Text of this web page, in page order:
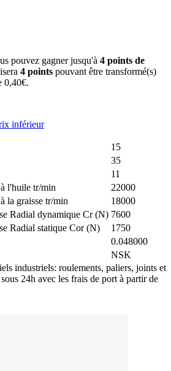
pouvez gagner jusqu'à 4 points de
4 points pouvant être transformé(s)
0,40€.
inférieur
15
35
11
l'huile tr/min
22000
la graisse tr/min
18000
Radial dynamique Cr (N) 7600
Radial statique Cor (N)
1750
0.048000
NSK
industriels: roulements, paliers, joints et
24h avec les frais de port à partir de